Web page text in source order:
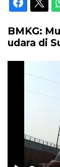
BMKG:
udara di